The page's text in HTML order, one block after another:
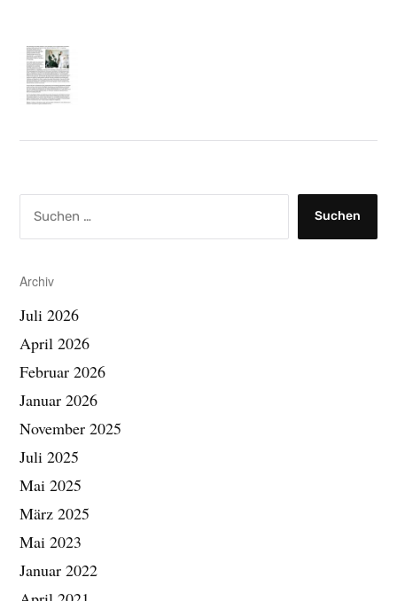
n
a
h
Archiv
Juli 2026
April 2026
Februar 2026
Januar 2026
November 2025
Juli 2025
Mai 2025
März 2025
Mai 2023
Januar 2022